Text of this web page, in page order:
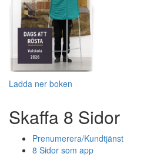
Ladda ner boken
Skaffa 8 Sidor
Prenumerera/Kundtjänst
8 Sidor som app